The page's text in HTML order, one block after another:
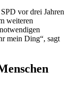
vor drei Jahren
weiteren
mein Ding“, sagt